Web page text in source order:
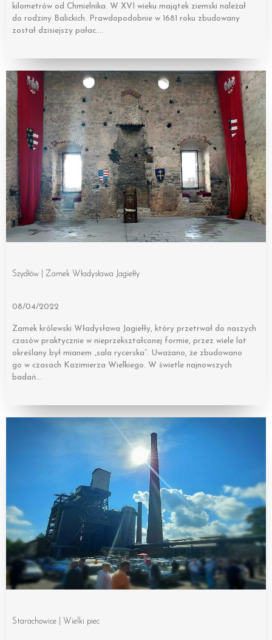
kilometrów od Chmielnika. W XVI wieku majątek ziemski należał
do rodziny Balickich. Prawdopodobnie w 1681 roku zbudowany
został dzisiejszy pałac….
Szydłów | Zamek Władysława Jagiełły
08/04/2022
Zamek królewski Władysława Jagiełły, który przetrwał do naszych
czasów praktycznie w nieprzekształconej formie, przez wiele lat
określany był mianem „sala rycerska”. Uważano, że zbudowano
go w czasach Kazimierza Wielkiego. W świetle najnowszych
badań…
Starachowice | Wielki piec